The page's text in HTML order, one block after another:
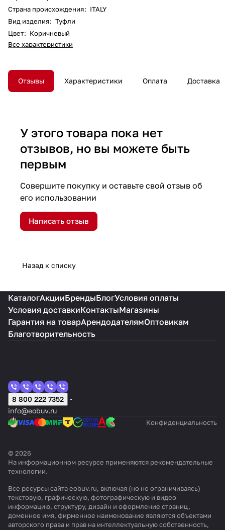
Страна происхождения: ITALY
Вид изделия: Туфли
Цвет: Коричневый
Все характеристики
Отзывы Характеристики Оплата Доставка
У этого товара пока нет
отзывов, но вы можете быть
первым
Совершите покупку и оставьте свой отзыв об
его использовании
Написать отзыв
Назад к списку
КаталогАкцииБрендыБлогУсловия оплаты
Условия доставкиКонтактыМагазины
Гарантия на товарАрендодателямОптовикам
Благотворительность
8 800 222 7352
info@eobuv.ru
Конфиденциальность
© 2026
На информационном ресурсе применяются рекомендательные
технологии.
Все ресурсы сайта eobuv.ru, включая (но не ограничиваясь)
текстовую, графическую, фотографическую и видео
информацию, структуру, дизайн и оформление страниц,
доменное имя, фирменное наименование являются объектами
авторского права и прав на интеллектуальную собственность,